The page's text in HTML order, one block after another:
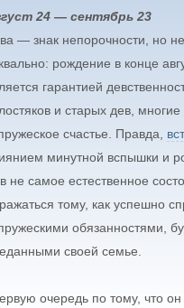
24 — сентябрь 23
— знак непорочности, но
рождение в конце
гарантией
и старых дев,
счастье. Правда,
минутной вспышки и
не самое естественное
тому, как успешно
обязанностями,
своей семье.
очередь по тому, что